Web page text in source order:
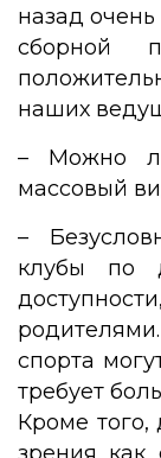
назад
сборной
наших
– Можно
массовый
–
клубы по
спорта
требует
Кроме того,